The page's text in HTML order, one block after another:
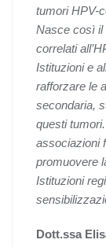
tumori HPV-
Nasce così il
correlati
Istituzioni e
rafforzare le
secondaria,
questi
associazioni
promuovere
Istituzioni
Dott.ssa